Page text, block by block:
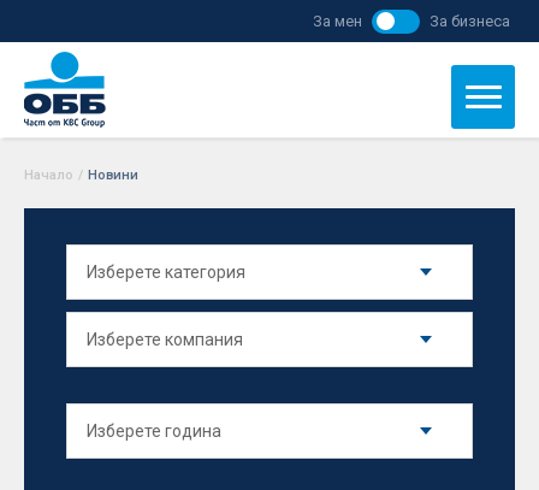
За мен За бизнеса
Начало / Новини